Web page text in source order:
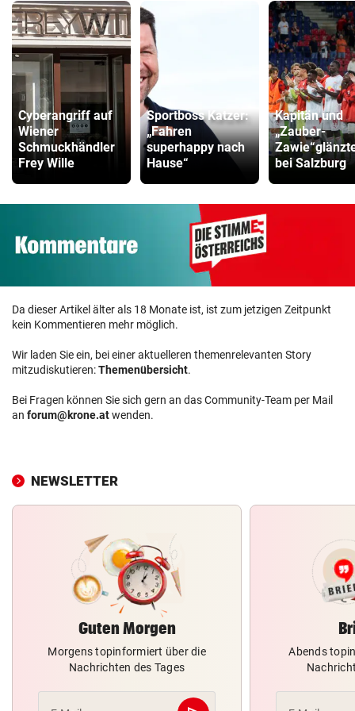
Cyberangriff auf
Wiener
Schmuckhändler
Frey Wille
Sportboss Katzer:
„Fahren
superhappy nach
Hause“
Kapitän und
„Zauber-
bei Salzburg
Da dieser Artikel älter als 18 Monate ist, ist zum jetzigen Zeitpunkt
kein Kommentieren mehr möglich.
Wir laden Sie ein, bei einer aktuelleren themenrelevanten Story
mitzudiskutieren:Themenübersicht.
Bei Fragen können Sie sich gern an das Community-Team per Mail
an forum@krone.atwenden.
NEWSLETTER
Guten Morgen
Morgens topinformiert über die
Nachrichten des Tages
Abends